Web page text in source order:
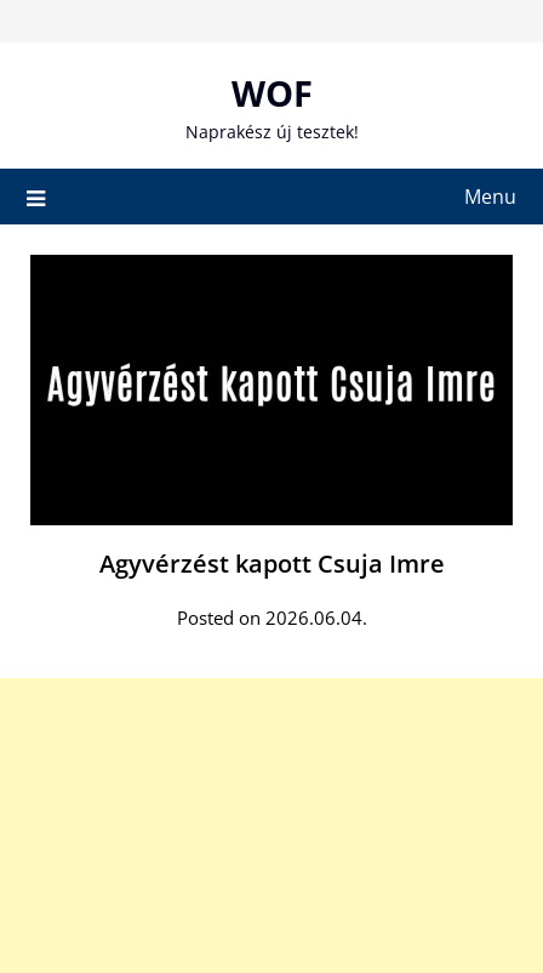
WOF
Naprakész új tesztek!
Menu
Agyvérzést kapott Csuja Imre
Posted on 2026.06.04.